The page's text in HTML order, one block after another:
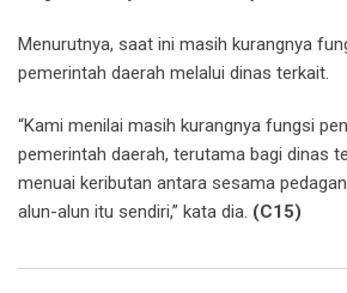
Menurutnya, saat ini masih kurangnya
pemerintah daerah melalui dinas terkait.
“Kami menilai masih kurangnya fungsi
pemerintah daerah, terutama bagi dinas
menuai keributan antara sesama
alun-alun itu sendiri,” kata dia. (C15)